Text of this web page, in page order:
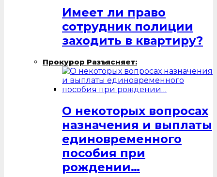
Имеет ли право
сотрудник полиции
заходить в квартиру?
Прокурор Разъясняет:
О некоторых вопросах
назначения и выплаты
единовременного
пособия при
рождении…